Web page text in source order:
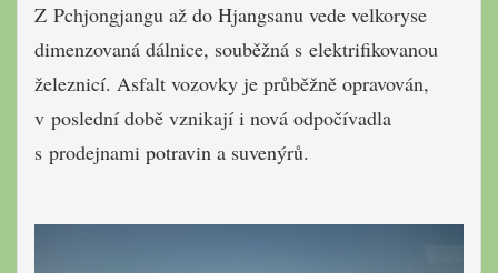
Z Pchjongjangu až do Hjangsanu vede velkoryse
dimenzovaná dálnice, souběžná s elektrifikovanou
železnicí. Asfalt vozovky je průběžně opravován,
v poslední době vznikají i nová odpočívadla
s prodejnami potravin a suvenýrů.